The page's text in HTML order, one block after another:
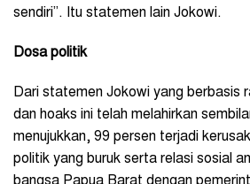
sendiri”. Itu statemen lain Jokowi.
Dosa politik
Dari statemen Jokowi yang berbasis
dan hoaks ini telah melahirkan
menujukkan, 99 persen terjadi
politik yang buruk serta relasi sosial
bangsa Papua Barat dengan